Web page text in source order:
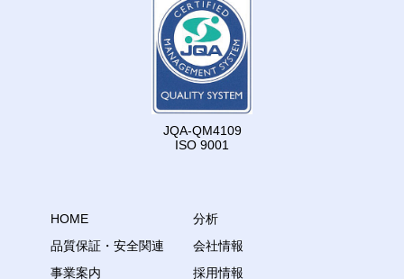
JQA-QM4109
ISO 9001
HOME
品質保証・安全関連
事業案内
分析
会社情報
採用情報